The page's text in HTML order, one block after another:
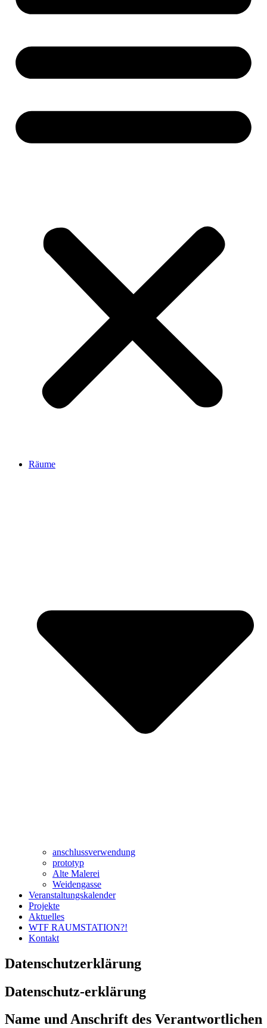
Räume
anschlussverwendung
prototyp
Alte Malerei
Weidengasse
Veranstaltungskalender
Projekte
Aktuelles
WTF RAUMSTATION?!
Kontakt
Datenschutzerklärung
Datenschutz-erklärung
Name und Anschrift des Verantwortlichen